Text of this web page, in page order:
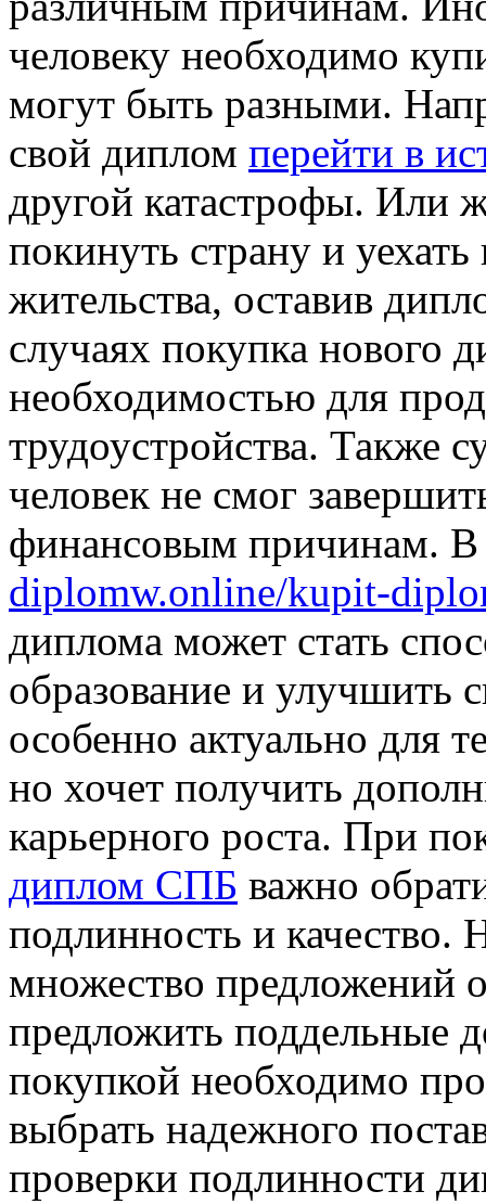
человеку необходимо
могут быть разными.
свой диплом перейти в
другой катастрофы. Или
покинуть страну и
жительства, оставив
случаях покупка нового
необходимостью для
трудоустройства. Также
человек не смог
финансовым причинам.
diplomw.online/kupit-
диплома может стать
образование и улучшить
особенно актуально для
но хочет получить
карьерного роста. При
диплом СПБ важно
подлинность и качество.
множество предложений
предложить поддельные
покупкой необходимо
выбрать надежного
проверки подлинности